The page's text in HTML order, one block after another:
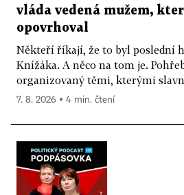
vláda vedená mužem,
opovrhoval
Někteří říkají, že to byl poslední
Knížáka. A něco na tom je.
organizovaný těmi, kterými
7. 8. 2026 ▪ 4 min. čtení